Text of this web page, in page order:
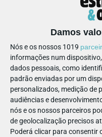
Damos
Nós e os nossos 1019
informações num
dados pessoais, como
padrão enviadas por um
personalizados, medição de
audiências e
nós e os nossos parceiros
de geolocalização precisos
Poderá clicar para consentir